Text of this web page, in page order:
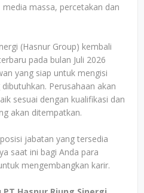
massa, percetakan dan
(Hasnur Group) kembali
pada bulan Juli 2026
yang siap untuk mengisi
Perusahaan akan
sesuai dengan kualifikasi dan
akan ditempatkan.
jabatan yang tersedia
saat ini bagi Anda para
mengembangkan karir.